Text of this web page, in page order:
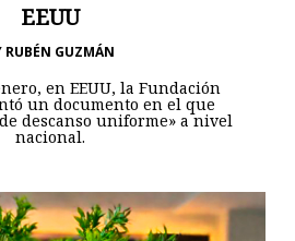
EEUU
RUBÉN GUZMÁN
en EEUU, la Fundación
un documento en el que
descanso uniforme» a nivel
nacional.